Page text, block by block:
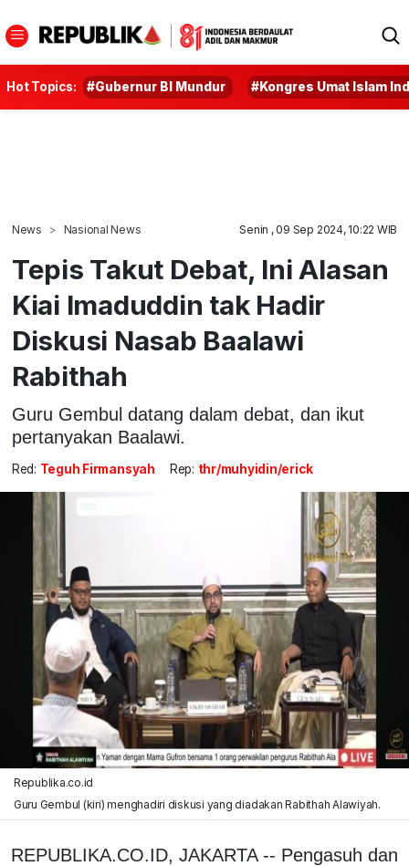
Hot Topics: #Gubernur BI Mundur #Kongres Umat Islam
News Nasional News Senin , 09 Sep 2024, 10:22 WIB
Tepis Takut Debat, Ini Alasan
Kiai Imaduddin tak Hadir
Diskusi Nasab Baalawi
Rabithah
Guru Gembul datang dalam debat, dan ikut
pertanyakan Baalawi.
Red: Teguh Firmansyah Rep: thr/muhyidin/erick
Republika.co.id
Guru Gembul (kiri) menghadiri diskusi yang diadakan Rabithah Alawiyah.
REPUBLIKA.CO.ID, JAKARTA -- Pengasuh dan